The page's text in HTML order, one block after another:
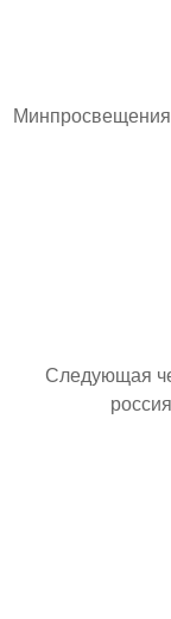
Минпросвещения
Следующая